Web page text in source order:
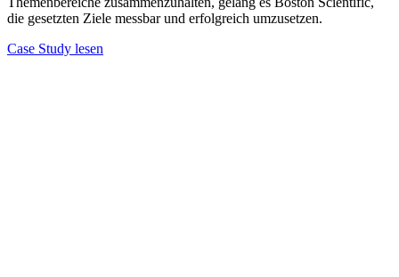
die gesetzten Ziele messbar und erfolgreich umzusetzen.
Case Study lesen